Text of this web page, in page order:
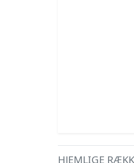
HJEMLIGE